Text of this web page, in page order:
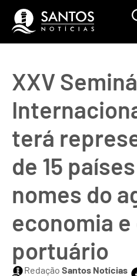
XXV
terá
de 15
nomes do
economia
portuário
Redação Santos Notícias